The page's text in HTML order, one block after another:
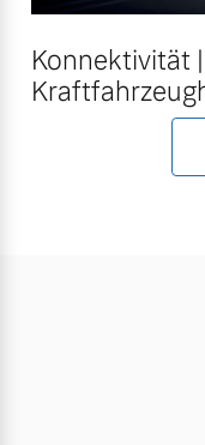
Konnektivität